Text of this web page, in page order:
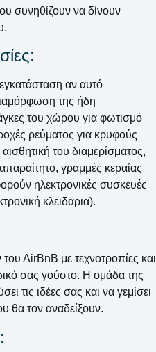
συνηθίζουν να δίνουν
αν αυτό
της ήδη
του χώρου για φωτισμό
ρεύματος για κρυφούς
του διαμερίσματος,
γραμμές κεραίας
ηλεκτρονικές συσκευές
κλειδαρια).
ΑirΒnΒ με τεχνοτροπίες και
σας γούστο. Η ομάδα της
τις ιδέες σας και να γεμίσει
θα τον αναδείξουν.